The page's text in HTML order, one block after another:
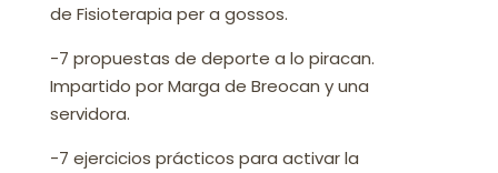
de Fisioterapia per a gossos.
-7 propuestas de deporte a lo piracan.
Impartido por Marga de Breocan y una
servidora.
-7 ejercicios prácticos para activar la